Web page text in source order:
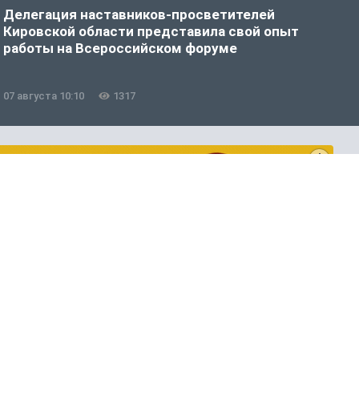
Делегация наставников-просветителей
Кировской области представила свой опыт
работы на Всероссийском форуме
07 августа 10:10 1317